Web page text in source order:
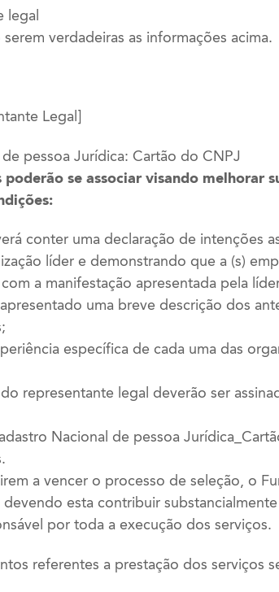
legal
verdadeiras as informações acima.
Legal]
pessoa Jurídica: Cartão do CNPJ
se associar visando melhorar
conter uma declaração de intenções
líder e demonstrando que a (s)
a manifestação apresentada pela
uma breve descrição dos
específica de cada uma das
representante legal deverão ser
Nacional de pessoa
a vencer o processo de seleção, o
esta contribuir
por toda a execução dos serviços.
referentes a prestação dos serviços